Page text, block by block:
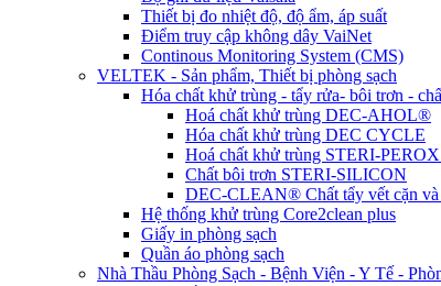
Thiết bị đo nhiệt độ, độ ẩm, áp suất
Điểm truy cập không dây VaiNet
Continous Monitoring System (CMS)
VELTEK - Sản phẩm, Thiết bị phòng sạch
Hóa chất khử trùng - tẩy rửa- bôi trơn -
Hoá chất khử trùng DEC-AHOL®
Hóa chất khử trùng DEC CYCLE
Hoá chất khử trùng STERI-
Chất bôi trơn STERI-SILICON
DEC-CLEAN® Chất tẩy vết cặn và
Hệ thống khử trùng Core2clean plus
Giấy in phòng sạch
Quần áo phòng sạch
Nhà Thầu Phòng Sạch - Bệnh Viện - Y Tế -